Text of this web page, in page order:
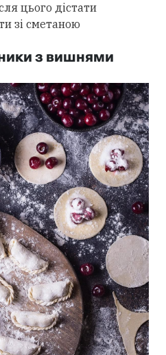
цього дістати
зі сметаною
з вишнями